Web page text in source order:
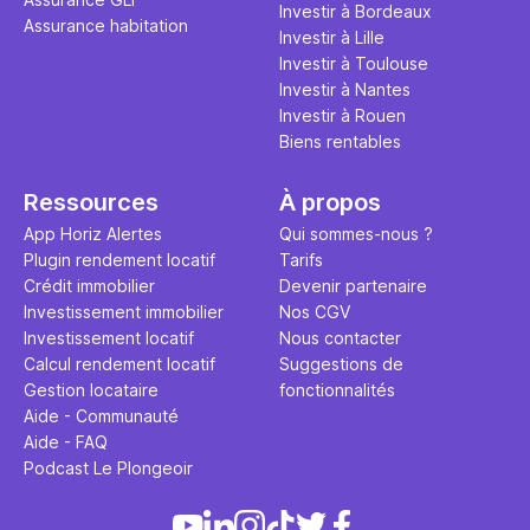
Assurance habitation
Investir à Bordeaux
Investir à Lille
Investir à Toulouse
Investir à Nantes
Investir à Rouen
Biens rentables
Ressources
App Horiz Alertes
Plugin rendement locatif
Crédit immobilier
Investissement immobilier
Investissement locatif
Calcul rendement locatif
Gestion locataire
Aide - Communauté
Aide - FAQ
Podcast Le Plongeoir
À propos
Qui sommes-nous ?
Tarifs
Devenir partenaire
Nos CGV
Nous contacter
Suggestions de
fonctionnalités